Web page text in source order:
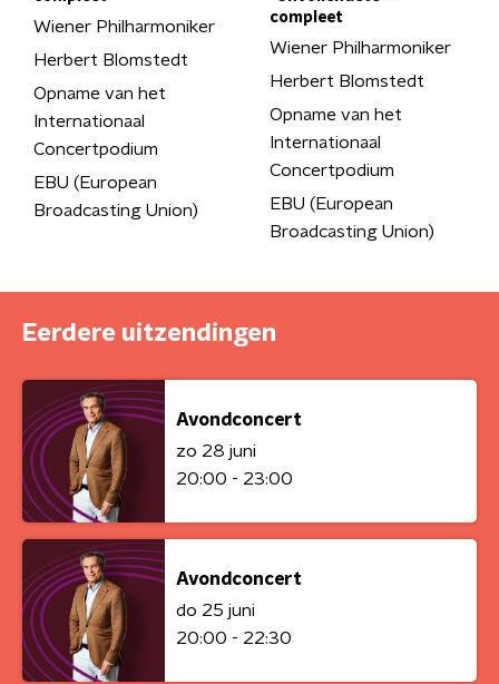
Wiener Philharmoniker
Herbert Blomstedt
Opname van het
Internationaal
Concertpodium
EBU (European
Broadcasting Union)
compleet
Wiener Philharmoniker
Herbert Blomstedt
Opname van het
Internationaal
Concertpodium
EBU (European
Broadcasting Union)
Eerdere uitzendingen
Avondconcert
zo 28 juni
20:00 - 23:00
Avondconcert
do 25 juni
20:00 - 22:30